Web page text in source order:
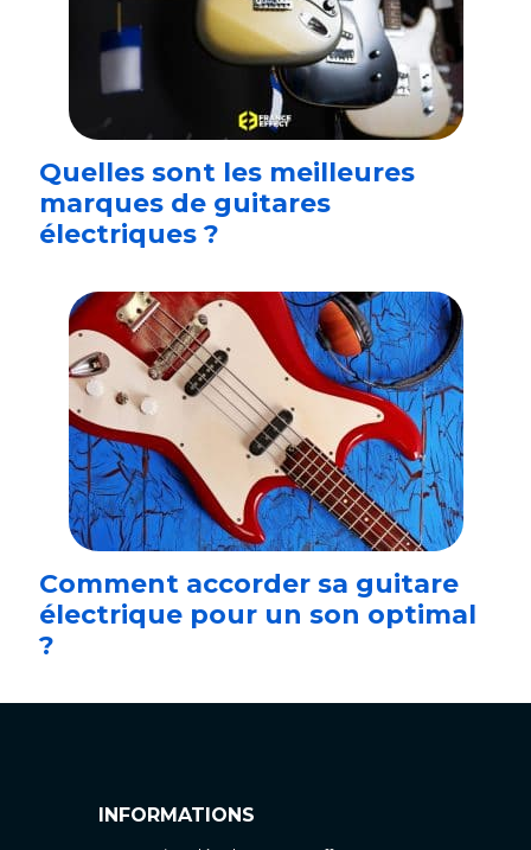
Quelles sont les meilleures
marques de guitares
électriques ?
Comment accorder sa guitare
électrique pour un son optimal
?
INFORMATIONS